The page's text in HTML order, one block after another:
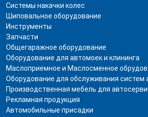
Системы накачки колес
Шиповальное оборудование
Инструменты
Запчасти
Общегаражное оборудование
Оборудование для автомоек и клининга
Маслоприемное и Маслосменное
Оборудование для обслуживания систем
Производственная мебель для
Рекламная продукция
Автомобильные присадки